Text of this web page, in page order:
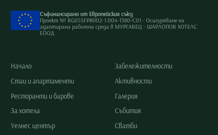
Съфинансирано от Европейския съюз
Проект № BG05SFPR002-1.004-1380-C01 - Осигуряване на
адаптирана работна среда в МУРГАВЕЦ - ШАРЛОПОВ ХОТЕЛС
ЕООД
Начало
Стаи и апартаменти
Ресторанти и барове
За хотела
Уелнес център
Забележителности
Активности
Галерия
Събития
Сватби